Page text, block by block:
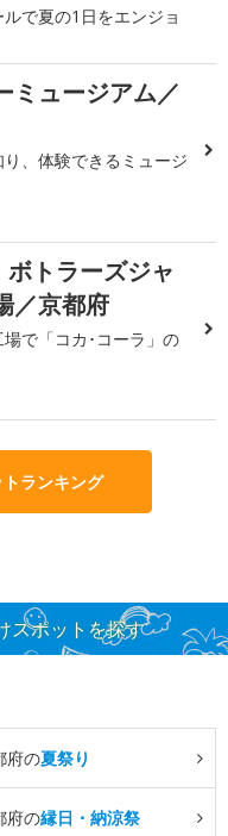
で夏の1日をエンジョ
ミュージアム／
、体験できるミュージ
ボトラーズジャ
／京都府
で「コカ･コーラ」の
ランキング
スポットを探す
府の夏祭り
府の縁日・納涼祭